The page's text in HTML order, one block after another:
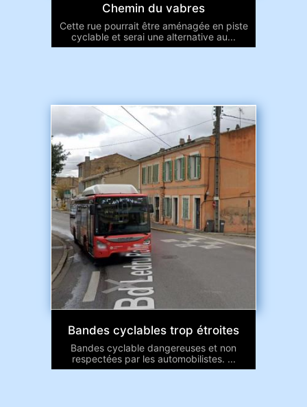
Chemin du vabres
Cette rue pourrait être aménagée en piste
cyclable et serai une alternative au...
Bandes cyclables trop étroites
Bandes cyclable dangereuses et non
respectées par les automobilistes. ...